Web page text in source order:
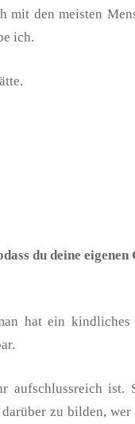
den meisten
ich.
du deine eigenen
hat ein kindliches
aufschlussreich ist.
zu bilden, wer